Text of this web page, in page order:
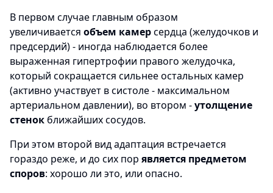
В первом случае главным образом
увеличивается объем камерсердца (желудочков и
предсердий) - иногда наблюдается более
выраженная гипертрофии правого желудочка,
который сокращается сильнее остальных камер
(активно участвует в систоле - максимальном
артериальном давлении), во втором -утолщение
стенок ближайших сосудов.
При этом второй вид адаптация встречается
гораздо реже, и до сих пор является предметом
споров: хорошо ли это, или опасно.